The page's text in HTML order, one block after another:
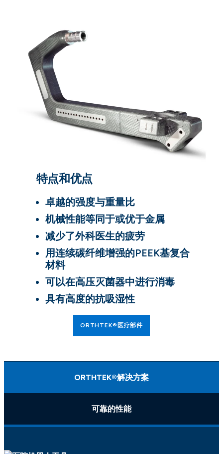
特点和优点
卓越的强度与重量比
机械性能等同于或优于金属
减少了外科医生的疲劳
用连续碳纤维增强的PEEK基复合
材料
可以在高压灭菌器中进行消毒
具有高度的抗吸湿性
ORTHTEK®医疗部件
ORTHTEK®解决方案
可靠的性能